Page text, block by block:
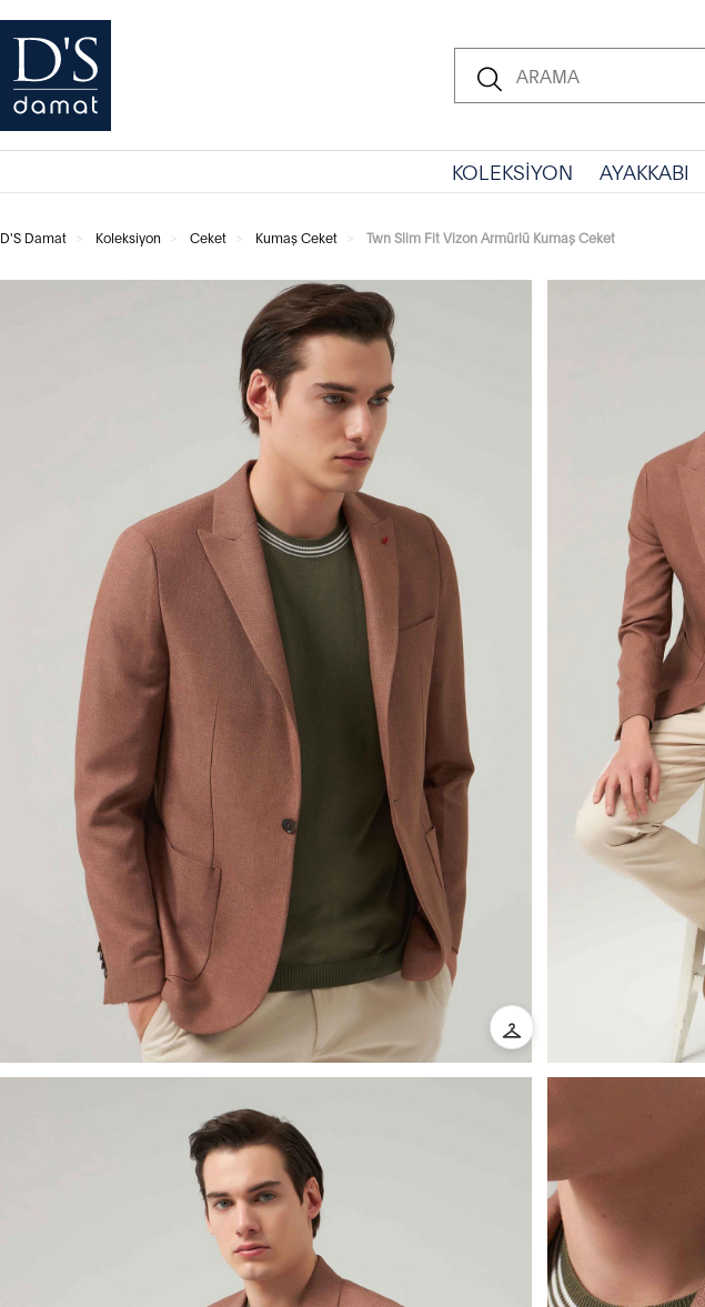
KOLEKSİYON AYAKKABI
D'S Damat Koleksiyon Ceket Kumaş Ceket Twn Slim Fit Vizon Armürlü Kumaş Ceket